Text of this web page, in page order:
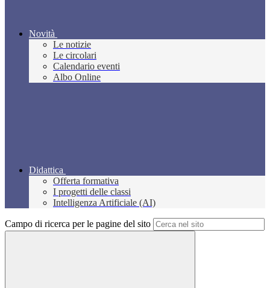
Novità
Le notizie
Le circolari
Calendario eventi
Albo Online
Didattica
Offerta formativa
I progetti delle classi
Intelligenza Artificiale (AI)
Campo di ricerca per le pagine del sito